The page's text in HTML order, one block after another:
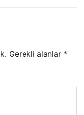
Gerekli alanlar *